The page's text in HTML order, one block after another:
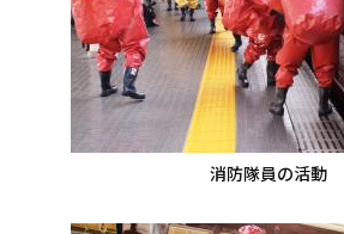
消防隊員の活動